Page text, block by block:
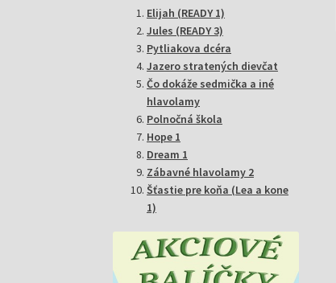
Elijah (READY 1)
Jules (READY 3)
Pytliakova dcéra
Jazero stratených dievčat
Čo dokáže sedmička a iné
hlavolamy
Polnočná škola
Hope 1
Dream 1
Zábavné hlavolamy 2
Šťastie pre koňa (Lea a kone
1)